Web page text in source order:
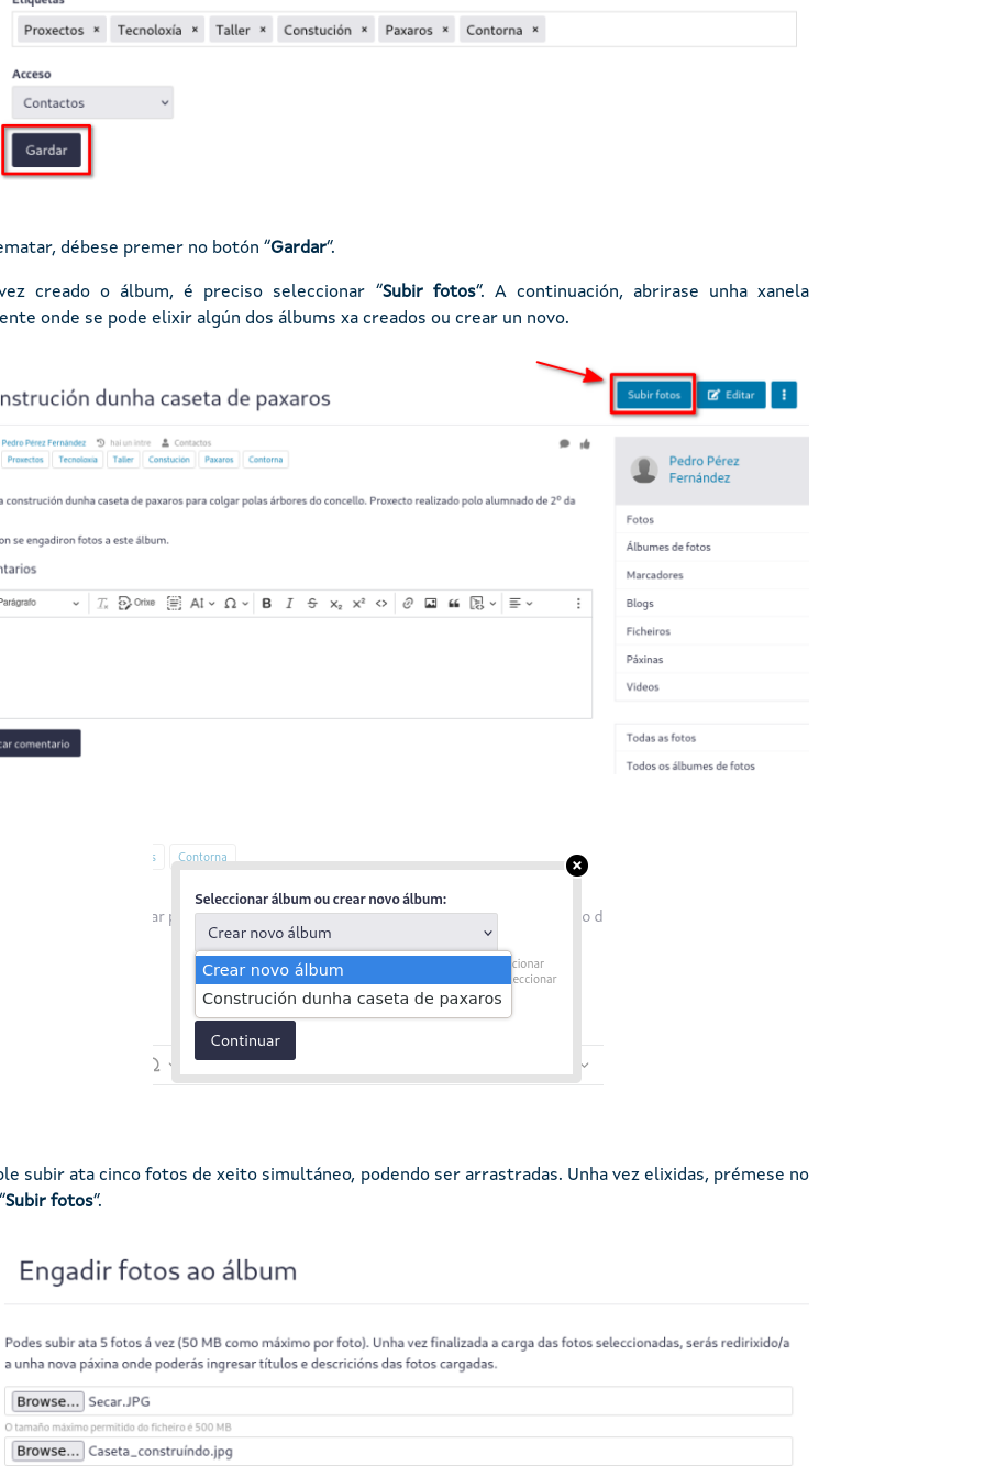
débese premer no botón “Gardar”.
creado o álbum, é preciso seleccionar “Subir fotos”. A continuación, abrirase unha xanela
onde se pode elixir algún dos álbums xa creados ou crear un novo.
subir ata cinco fotos de xeito simultáneo, podendo ser arrastradas. Unha vez elixidas, prémese no
Subir fotos”.